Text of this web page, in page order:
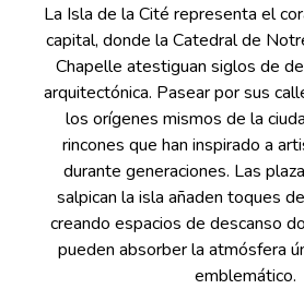
La Isla de la Cité representa el
capital, donde la Catedral de
Chapelle atestiguan siglos de
arquitectónica. Pasear por sus
los orígenes mismos de la
rincones que han inspirado a
durante generaciones. Las
salpican la isla añaden toques
creando espacios de descanso
pueden absorber la atmósfera
emblemático.